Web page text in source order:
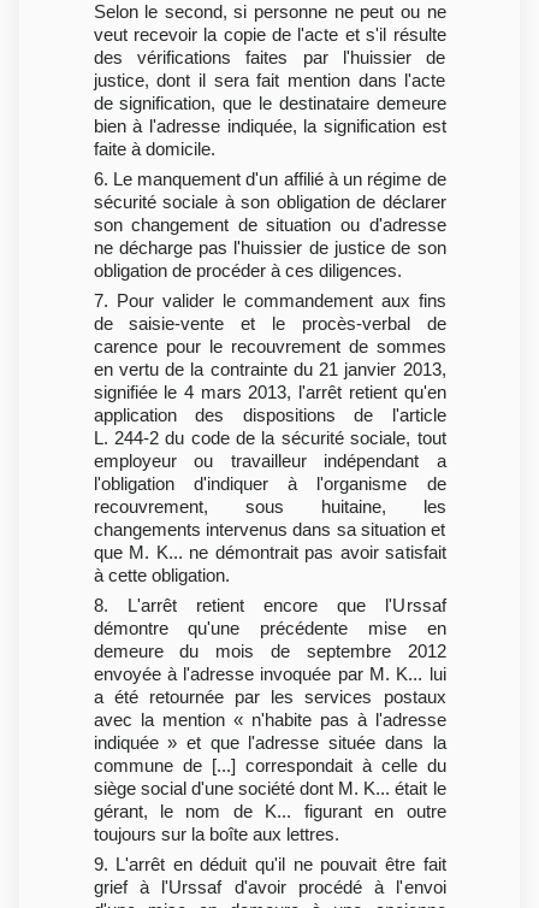
Selon le second, si personne ne peut ou ne
veut recevoir la copie de l'acte et s'il résulte
des vérifications faites par l'huissier de
justice, dont il sera fait mention dans l'acte
de signification, que le destinataire demeure
bien à l'adresse indiquée, la signification est
faite à domicile.
6. Le manquement d'un affilié à un régime de
sécurité sociale à son obligation de déclarer
son changement de situation ou d'adresse
ne décharge pas l'huissier de justice de son
obligation de procéder à ces diligences.
7. Pour valider le commandement aux fins
de saisie-vente et le procès-verbal de
carence pour le recouvrement de sommes
en vertu de la contrainte du 21 janvier 2013,
signifiée le 4 mars 2013, l'arrêt retient qu'en
application des dispositions de l'article
L. 244-2 du code de la sécurité sociale, tout
employeur ou travailleur indépendant a
l'obligation d'indiquer à l'organisme de
recouvrement, sous huitaine, les
changements intervenus dans sa situation et
que M. K... ne démontrait pas avoir satisfait
à cette obligation.
8. L'arrêt retient encore que l'Urssaf
démontre qu'une précédente mise en
demeure du mois de septembre 2012
envoyée à l'adresse invoquée par M. K... lui
a été retournée par les services postaux
avec la mention « n'habite pas à l'adresse
indiquée » et que l'adresse située dans la
commune de [...] correspondait à celle du
siège social d'une société dont M. K... était le
gérant, le nom de K... figurant en outre
toujours sur la boîte aux lettres.
9. L'arrêt en déduit qu'il ne pouvait être fait
grief à l'Urssaf d'avoir procédé à l'envoi